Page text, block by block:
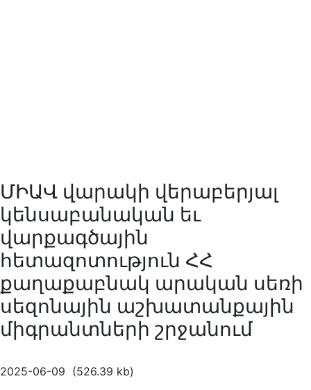
ՄԻԱՎ վարակի վերաբերյալ
կենսաբանական եւ
վարքագծային
հետազոտություն ՀՀ
քաղաքաբնակ արական սեռի
սեզոնային աշխատանքային
միգրանտների շրջանում
2025-06-09 (526.39 kb)